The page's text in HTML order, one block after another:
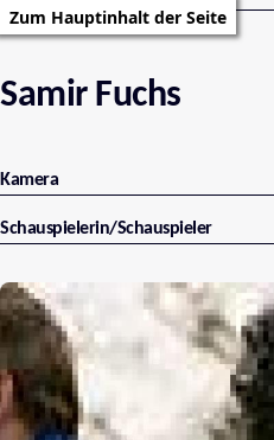
Zum Hauptinhalt der Seite
Samir Fuchs
Kamera
Schauspielerin/Schauspieler